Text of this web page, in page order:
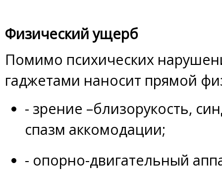
Физический ущерб
Помимо психических
гаджетами наносит прямой
- зрение –близорукость,
спазм аккомодации;
- опорно-двигательный